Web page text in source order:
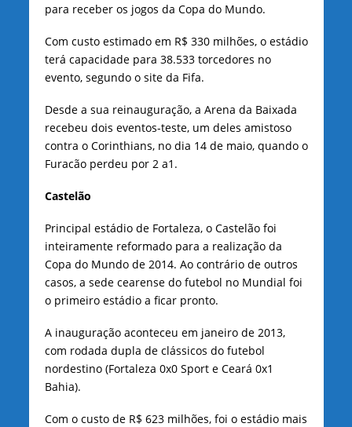
para receber os jogos da Copa do Mundo.
Com custo estimado em R$ 330 milhões, o estádio
terá capacidade para 38.533 torcedores no
evento, segundo o site da Fifa.
Desde a sua reinauguração, a Arena da Baixada
recebeu dois eventos-teste, um deles amistoso
contra o Corinthians, no dia 14 de maio, quando o
Furacão perdeu por 2 a1.
Castelão
Principal estádio de Fortaleza, o Castelão foi
inteiramente reformado para a realização da
Copa do Mundo de 2014. Ao contrário de outros
casos, a sede cearense do futebol no Mundial foi
o primeiro estádio a ficar pronto.
A inauguração aconteceu em janeiro de 2013,
com rodada dupla de clássicos do futebol
nordestino (Fortaleza 0x0 Sport e Ceará 0x1
Bahia).
Com o custo de R$ 623 milhões, foi o estádio mais